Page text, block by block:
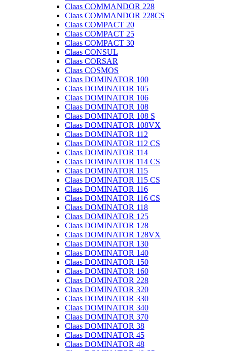
Claas COMMANDOR 228
Claas COMMANDOR 228CS
Claas COMPACT 20
Claas COMPACT 25
Claas COMPACT 30
Claas CONSUL
Claas CORSAR
Claas COSMOS
Claas DOMINATOR 100
Claas DOMINATOR 105
Claas DOMINATOR 106
Claas DOMINATOR 108
Claas DOMINATOR 108 S
Claas DOMINATOR 108VX
Claas DOMINATOR 112
Claas DOMINATOR 112 CS
Claas DOMINATOR 114
Claas DOMINATOR 114 CS
Claas DOMINATOR 115
Claas DOMINATOR 115 CS
Claas DOMINATOR 116
Claas DOMINATOR 116 CS
Claas DOMINATOR 118
Claas DOMINATOR 125
Claas DOMINATOR 128
Claas DOMINATOR 128VX
Claas DOMINATOR 130
Claas DOMINATOR 140
Claas DOMINATOR 150
Claas DOMINATOR 160
Claas DOMINATOR 228
Claas DOMINATOR 320
Claas DOMINATOR 330
Claas DOMINATOR 340
Claas DOMINATOR 370
Claas DOMINATOR 38
Claas DOMINATOR 45
Claas DOMINATOR 48